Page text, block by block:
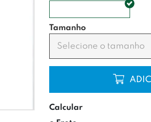
Tamanho
Selecione o tamanho
Calcular